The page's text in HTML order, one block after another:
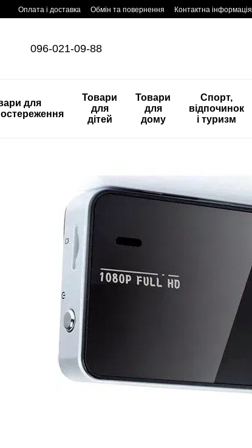
Перейти до основного контенту
Оплата і доставка Обмін та повернення Контактна інформація
096-021-09-88
для
Товари
для
дітей
Товари
для
дому
Спорт,
відпочинок
і туризм